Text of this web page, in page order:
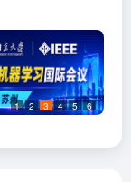
1 2 3 4 5 6